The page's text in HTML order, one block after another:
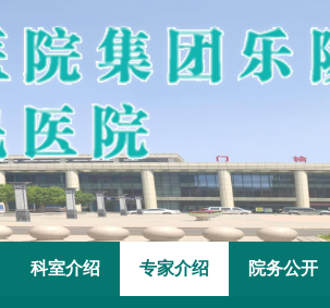
科室介绍 专家介绍 院务公开